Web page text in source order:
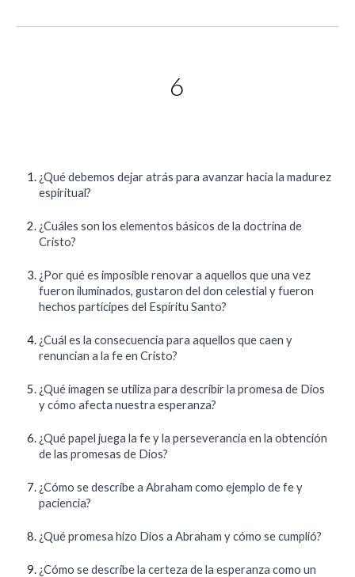
6
¿Qué debemos dejar atrás para avanzar hacia la madurez
espiritual?
¿Cuáles son los elementos básicos de la doctrina de
Cristo?
¿Por qué es imposible renovar a aquellos que una vez
fueron iluminados, gustaron del don celestial y fueron
hechos partícipes del Espíritu Santo?
¿Cuál es la consecuencia para aquellos que caen y
renuncian a la fe en Cristo?
¿Qué imagen se utiliza para describir la promesa de Dios
y cómo afecta nuestra esperanza?
¿Qué papel juega la fe y la perseverancia en la obtención
de las promesas de Dios?
¿Cómo se describe a Abraham como ejemplo de fe y
paciencia?
¿Qué promesa hizo Dios a Abraham y cómo se cumplió?
¿Cómo se describe la certeza de la esperanza como un